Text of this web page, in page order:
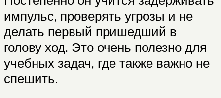
импульс, проверять угрозы и не
делать первый пришедший в
голову ход. Это очень полезно для
учебных задач, где также важно не
спешить.